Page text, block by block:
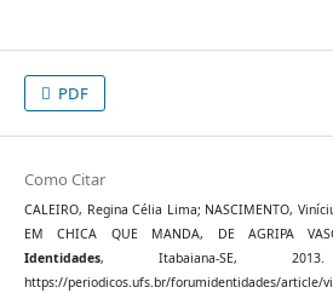
PDF
Como Citar
CALEIRO, Regina Célia Lima; NASCIMENTO,
EM CHICA QUE MANDA, DE AGRIPA
Identidades, Itabaiana-SE,
https://periodicos.ufs.br/forumidentidades/